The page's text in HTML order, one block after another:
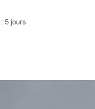
5 jours